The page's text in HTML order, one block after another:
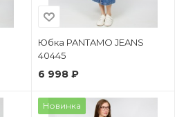
Юбка PANTAMO JEANS
40445
6 998 ₽
Новинка